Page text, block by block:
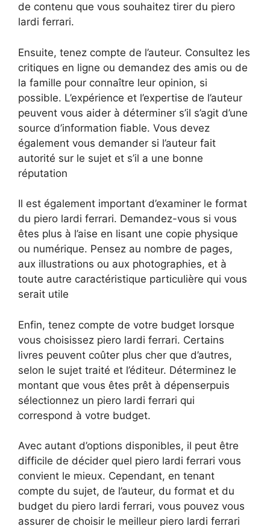
de contenu que vous souhaitez tirer du piero
lardi ferrari.
Ensuite, tenez compte de l’auteur. Consultez les
critiques en ligne ou demandez des amis ou de
la famille pour connaître leur opinion, si
possible. L’expérience et l’expertise de l’auteur
peuvent vous aider à déterminer s’il s’agit d’une
source d’information fiable. Vous devez
également vous demander si l’auteur fait
autorité sur le sujet et s’il a une bonne
réputation
Il est également important d’examiner le format
du piero lardi ferrari. Demandez-vous si vous
êtes plus à l’aise en lisant une copie physique
ou numérique. Pensez au nombre de pages,
aux illustrations ou aux photographies, et à
toute autre caractéristique particulière qui vous
serait utile
Enfin, tenez compte de votre budget lorsque
vous choisissez piero lardi ferrari. Certains
livres peuvent coûter plus cher que d’autres,
selon le sujet traité et l’éditeur. Déterminez le
montant que vous êtes prêt à dépenserpuis
sélectionnez un piero lardi ferrari qui
correspond à votre budget.
Avec autant d’options disponibles, il peut être
difficile de décider quel piero lardi ferrari vous
convient le mieux. Cependant, en tenant
compte du sujet, de l’auteur, du format et du
budget du piero lardi ferrari, vous pouvez vous
assurer de choisir le meilleur piero lardi ferrari